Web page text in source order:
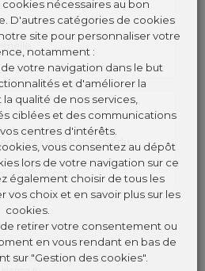
employeur et du
(ex-Acoss)
et administrative
cookies nécessaires au bon
D'autres catégories de cookies
site pour personnaliser votre
notamment :
votre navigation dans le but
et d'améliorer la
qualité de nos services,
ciblées et des communications
centres d'intérêts.
vous consentez au dépôt
lors de votre navigation sur ce
également choisir de tous les
vos choix et en savoir plus sur les
cookies.
de retirer votre consentement ou
en vous rendant en bas de
sur "Gestion des cookies".